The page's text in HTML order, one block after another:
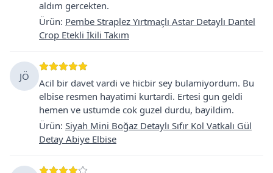
aldım gercekten.
Ürün: Pembe Straplez Yırtmaçlı Astar Detaylı Dantel
Crop Etekli İkili Takım
JÖ
Acil bir davet vardi ve hicbir sey bulamiyordum. Bu
elbise resmen hayatimi kurtardi. Ertesi gun geldi
hemen ve ustumde cok guzel durdu, bayildim.
Ürün: Siyah Mini Boğaz Detaylı Sıfır Kol Vatkalı Gül
Detay Abiye Elbise